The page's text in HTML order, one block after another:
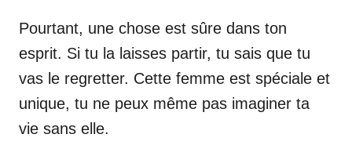
Pourtant, une chose est sûre dans ton
esprit. Si tu la laisses partir, tu sais que tu
vas le regretter. Cette femme est spéciale et
unique, tu ne peux même pas imaginer ta
vie sans elle.